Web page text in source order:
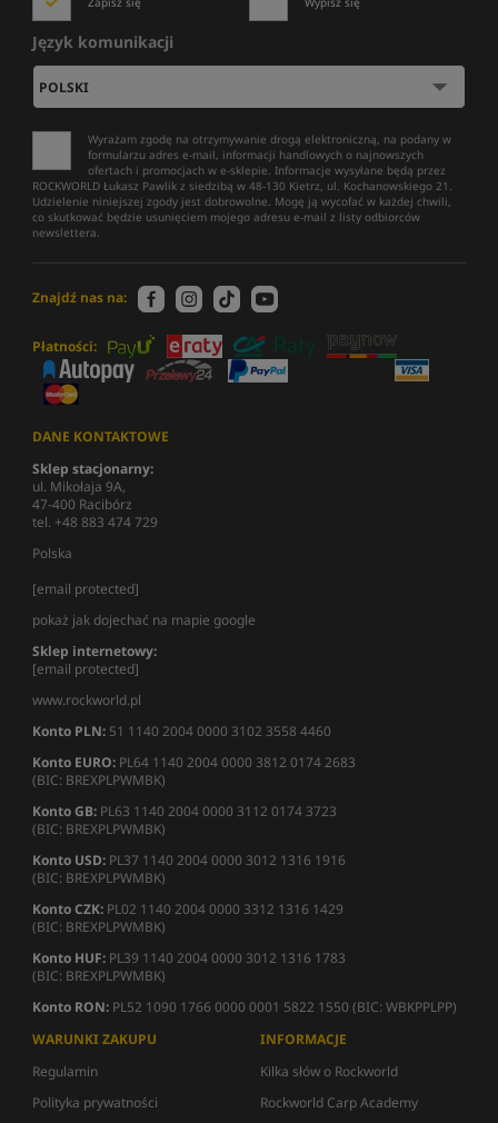
Język komunikacji
Wyrażam zgodę na otrzymywanie drogą elektroniczną, na podany w
formularzu adres e-mail, informacji handlowych o najnowszych
ofertach i promocjach w e-sklepie. Informacje wysyłane będą przez
ROCKWORLD Łukasz Pawlik z siedzibą w 48-130 Kietrz, ul. Kochanowskiego 21.
Udzielenie niniejszej zgody jest dobrowolne. Mogę ją wycofać w każdej chwili,
co skutkować będzie usunięciem mojego adresu e-mail z listy odbiorców
newslettera.
Znajdź nas na:
Płatności:
DANE KONTAKTOWE
Sklep stacjonarny:
ul. Mikołaja 9A,
47-400 Racibórz
tel. +48 883 474 729
Polska
[email protected]
pokaż jak dojechać na mapie google
Sklep internetowy:
[email protected]
www.rockworld.pl
Konto PLN: 51 1140 2004 0000 3102 3558 4460
Konto EURO: PL64 1140 2004 0000 3812 0174 2683
(BIC: BREXPLPWMBK)
Konto GB: PL63 1140 2004 0000 3112 0174 3723
(BIC: BREXPLPWMBK)
Konto USD: PL37 1140 2004 0000 3012 1316 1916
(BIC: BREXPLPWMBK)
Konto CZK: PL02 1140 2004 0000 3312 1316 1429
(BIC: BREXPLPWMBK)
Konto HUF: PL39 1140 2004 0000 3012 1316 1783
(BIC: BREXPLPWMBK)
Konto RON: PL52 1090 1766 0000 0001 5822 1550 (BIC: WBKPPLPP)
WARUNKI ZAKUPU
Regulamin
Polityka prywatności
INFORMACJE
Kilka słów o Rockworld
Rockworld Carp Academy